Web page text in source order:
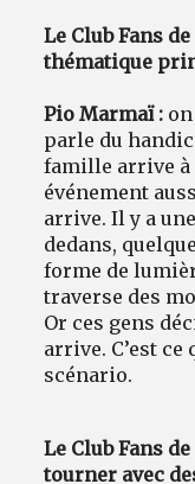
Le Club Fans
thématique
Pio Marmaï :
parle du
famille arrive à
événement
arrive. Il y a
dedans,
forme de
traverse des
Or ces gens
arrive. C’est ce
scénario.
Le Club Fans
tourner avec